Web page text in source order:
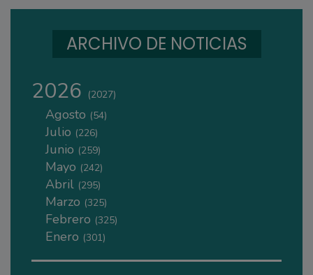
ARCHIVO DE NOTICIAS
2026 (2027)
Agosto (54)
Julio (226)
Junio (259)
Mayo (242)
Abril (295)
Marzo (325)
Febrero (325)
Enero (301)